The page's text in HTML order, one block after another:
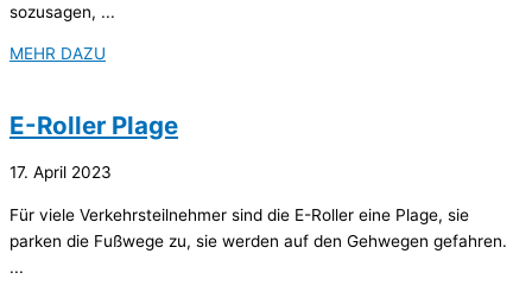
sozusagen, ...
MEHR DAZU
E-Roller Plage
17. April 2023
Für viele Verkehrsteilnehmer sind die E-Roller eine Plage, sie
parken die Fußwege zu, sie werden auf den Gehwegen gefahren.
...